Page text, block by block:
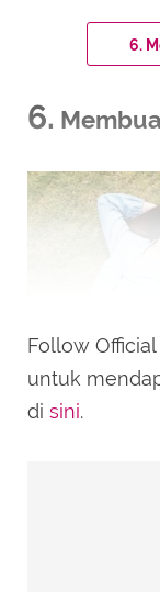
6.
6.
Follow
untuk
di sini.